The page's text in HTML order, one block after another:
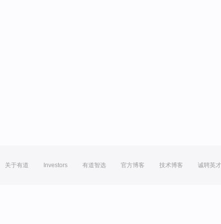
关于有道 Investors 有道智选 官方博客 技术博客 诚聘英才